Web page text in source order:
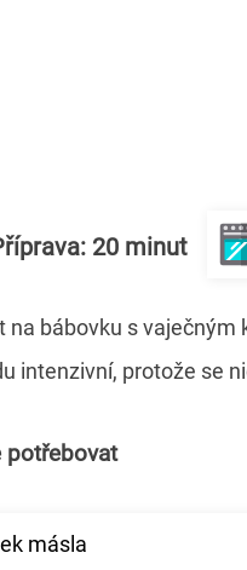
20 minut
na bábovku s
intenzivní, protože se
potřebovat
másla